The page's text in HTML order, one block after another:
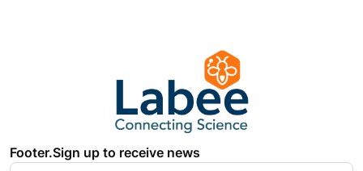
Footer.Sign up to receive news